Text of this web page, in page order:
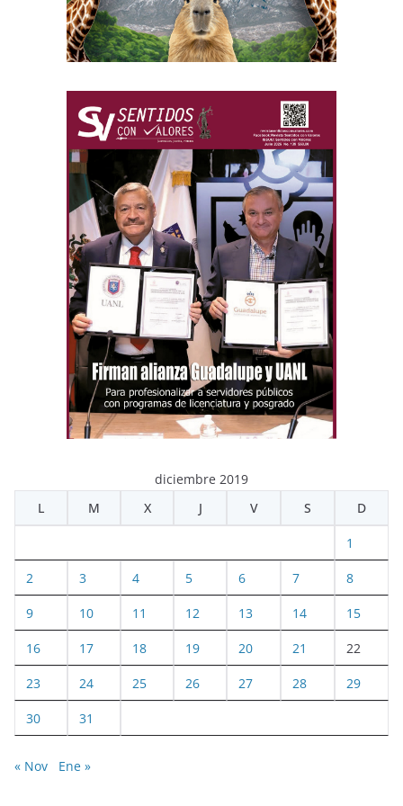
diciembre 2019
L
M X J V S D
1
2 3 4 5 6 7 8
9 10 11 12 13 14 15
16 17 18 19 20 21 22
23 24 25 26 27 28 29
30 31
« Nov Ene »